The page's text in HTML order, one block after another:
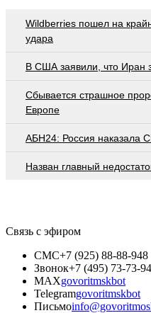
Wildberries пошел на
удара
В США заявили, что Иран
Сбывается страшное
Европе
АБН24: Россия наказала
Назван главный
Связь с эфиром
СМС+7 (925) 88-88-948
Звонок+7 (495) 73-73-
MAXgovoritmskbot
Telegramgovoritmskbot
Письмо